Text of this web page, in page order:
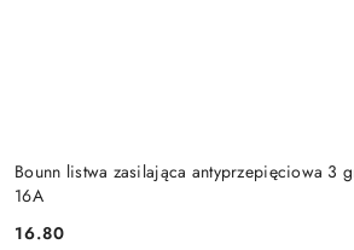
Bounn listwa zasilająca antyprzepięciowa 3
16A
Cena:
16.80